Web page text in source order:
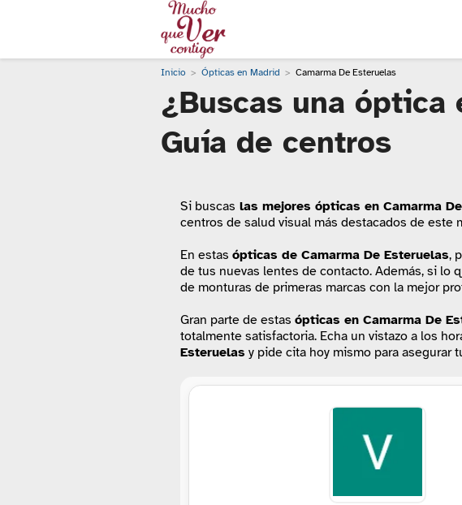
Inicio Ópticas en Madrid Camarma De Esteruelas
¿Buscas una óptica
Guía de centros
Si buscas las mejores ópticas en Camarma
centros de salud visual más destacados de este
En estas ópticas de Camarma De Esteruelas,
de tus nuevas lentes de contacto. Además, si lo
de monturas de primeras marcas con la mejor
Gran parte de estas ópticas en Camarma De
totalmente satisfactoria. Echa un vistazo a los
Esteruelas y pide cita hoy mismo para asegurar